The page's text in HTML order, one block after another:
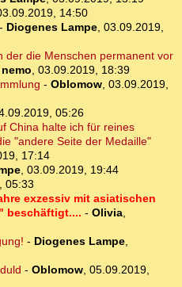
14:50
- Diogenes Lampe, 03.09.2019,
der die Menschen permanent vor
nemo, 03.09.2019, 18:39
- Oblomow, 03.09.2019,
05:26
China halte ich für reines
"andere Seite der Medaille"
17:14
, 03.09.2019, 19:44
05:33
exzessiv mit asiatischen
beschäftigt.... - Olivia,
- Diogenes Lampe,
- Oblomow, 05.09.2019,